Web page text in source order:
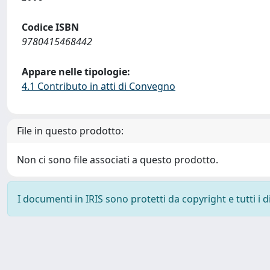
Codice ISBN
9780415468442
Appare nelle tipologie:
4.1 Contributo in atti di Convegno
File in questo prodotto:
Non ci sono file associati a questo prodotto.
I documenti in IRIS sono protetti da copyright e tutti i